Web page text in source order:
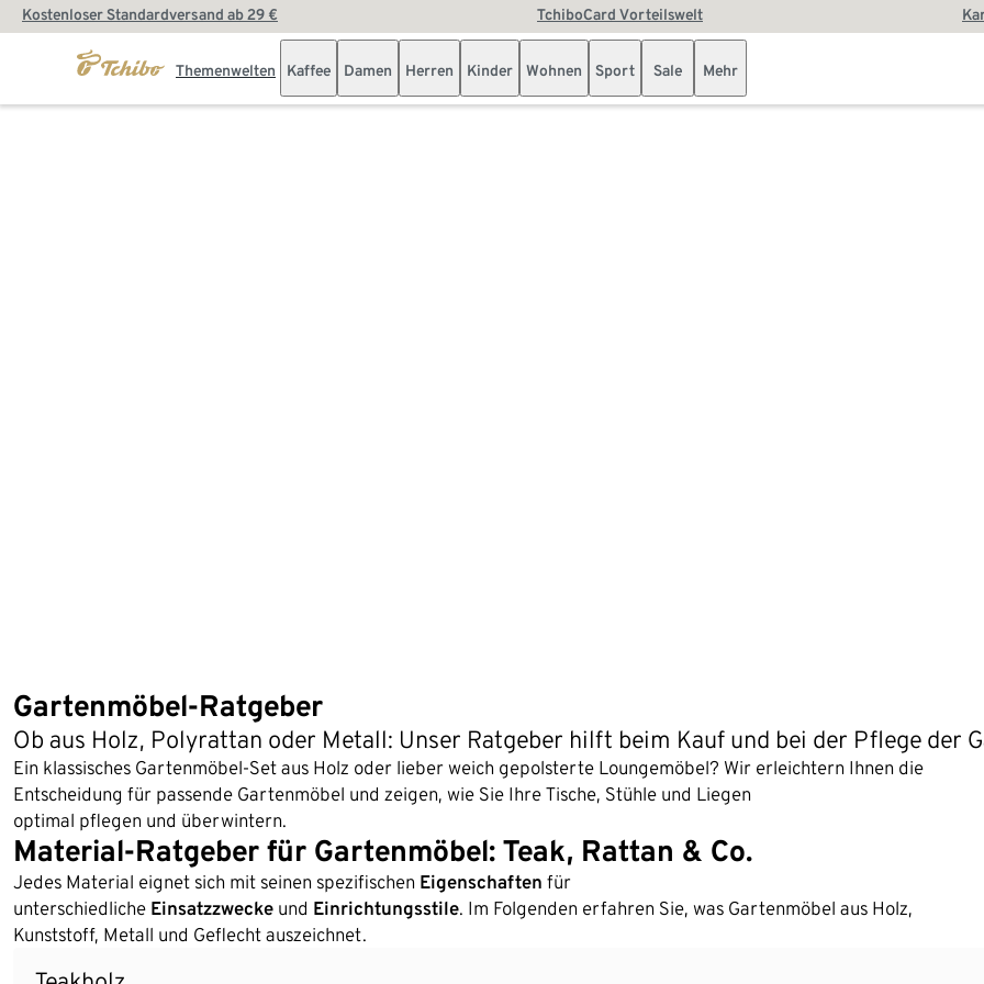
Kostenloser Standardversand ab 29 € TchiboCard Vorteilswelt
Themenwelten Kaffee Damen Herren Kinder Wohnen Sport Sale Mehr
Gartenmöbel-Ratgeber
Ob aus Holz, Polyrattan oder Metall: Unser Ratgeber hilft beim Kauf und bei der Pflege der
Ein klassisches Gartenmöbel-Set aus Holz oder lieber weich gepolsterte Loungemöbel? Wir erleichtern Ihnen die
Entscheidung für passende Gartenmöbel und zeigen, wie Sie Ihre Tische, Stühle und Liegen
optimal pflegen und überwintern.
Material-Ratgeber für Gartenmöbel: Teak, Rattan & Co.
Jedes Material eignet sich mit seinen spezifischen Eigenschaften für
unterschiedliche Einsatzzwecke und Einrichtungsstile. Im Folgenden erfahren Sie, was Gartenmöbel aus Holz,
Kunststoff, Metall und Geflecht auszeichnet.